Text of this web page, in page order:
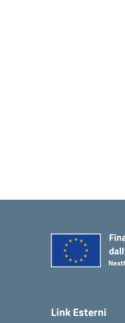
Link Esterni